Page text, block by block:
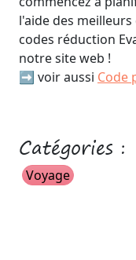
l'aide des
codes réduction
notre site web !
➡️ voir aussi Code
Catégories :
Voyage